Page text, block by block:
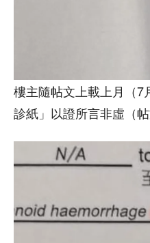
樓主隨帖文上載上月（7
診紙」以證所言非虛（帖